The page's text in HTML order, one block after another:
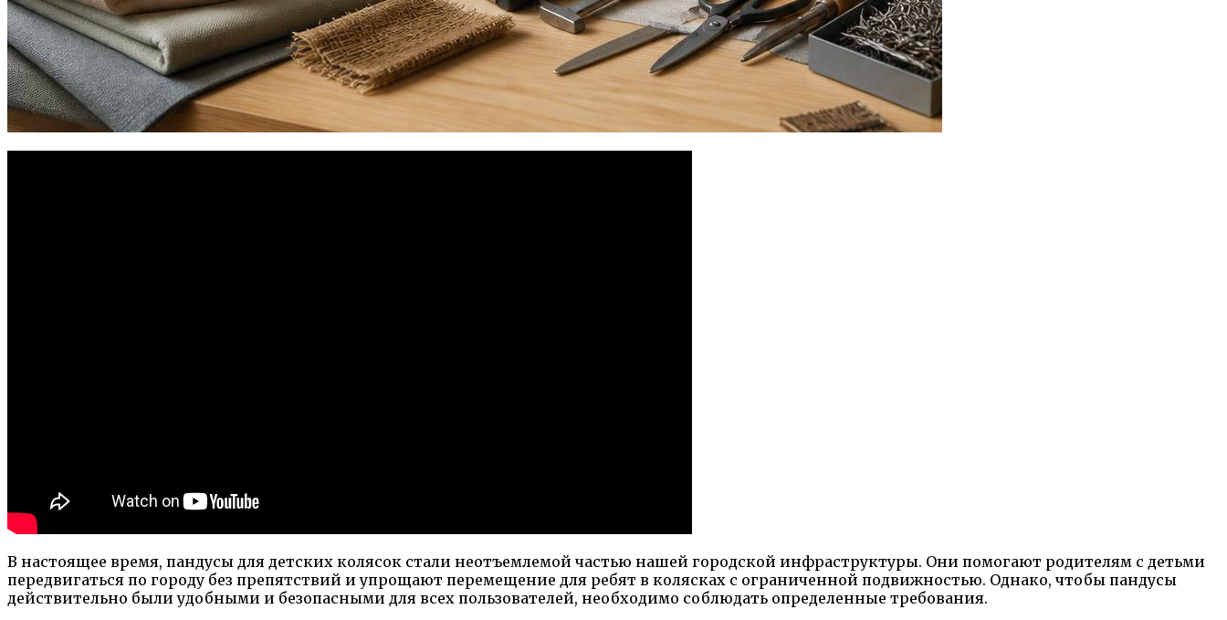
В настоящее время, пандусы для детских колясок стали неотъемлемой частью нашей городской инфраструктуры. Они помогают родителям с детьми
передвигаться по городу без препятствий и упрощают перемещение для ребят в колясках с ограниченной подвижностью. Однако, чтобы пандусы
действительно были удобными и безопасными для всех пользователей, необходимо соблюдать определенные требования.